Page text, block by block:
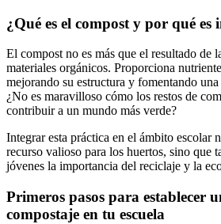
¿Qué es el compost y por qué es
El compost no es más que el resultado de
materiales orgánicos. Proporciona
mejorando su estructura y fomentando
¿No es maravilloso cómo los restos de
contribuir a un mundo más verde?
Integrar esta práctica en el ámbito escolar
recurso valioso para los huertos, sino que
jóvenes la importancia del reciclaje y la
Primeros pasos para establecer
compostaje en tu escuela